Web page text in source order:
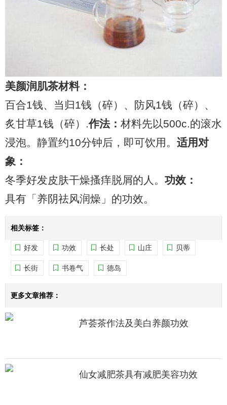
美颜润肌茶材料：
百合1钱、当归1钱（碎）、防风1钱（碎）、
炙甘草1钱（碎）.作法： 材料先以500c.的滚水
浸泡。静置约10分钟后，即可饮用。 适用对
象：
冬季好发皮肤干燥搔痒脱屑的人。 功效：
具有「养阴祛风润燥」的功效。
相关标签：
好发 功效 长处 山庄 贝蒂
长街 书卷气 德岛
更多文章推荐：
芦荟茶作法及美白养颜功效
仙女减肥茶具有减肥美容功效